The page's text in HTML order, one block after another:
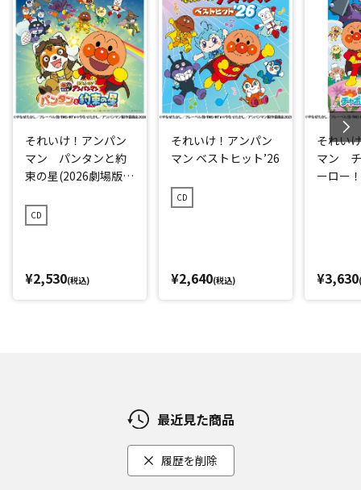
それいけ！アンパン
マン パンタンと約
束の星(2026劇場版ベ
CD
¥2,530(税込)
それいけ！アンパン
マン ベストヒット’26
CD
¥2,640(税込)
それい
マン チ
ーロー
¥3,630
最近見た商品
履歴を削除